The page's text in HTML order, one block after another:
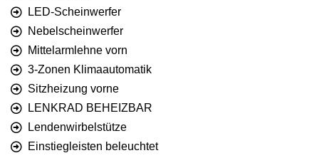
LED-Scheinwerfer
Nebelscheinwerfer
Mittelarmlehne vorn
3-Zonen Klimaautomatik
Sitzheizung vorne
LENKRAD BEHEIZBAR
Lendenwirbelstütze
Einstiegleisten beleuchtet